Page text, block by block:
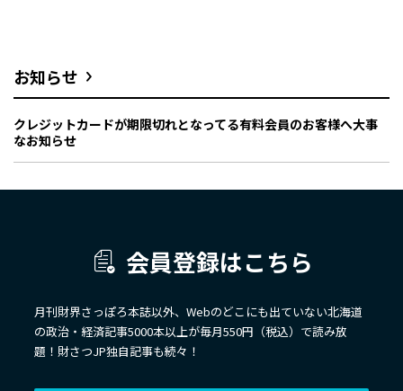
お知らせ
クレジットカードが期限切れとなってる有料会員のお客様へ大事
なお知らせ
会員登録はこちら
月刊財界さっぽろ本誌以外、Webのどこにも出ていない北海道
の政治・経済記事5000本以上が毎月550円（税込）で読み放
題！財さつJP独自記事も続々！